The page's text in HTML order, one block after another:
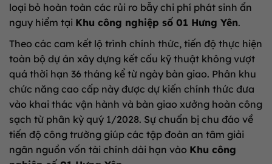
loại bỏ hoàn toàn các rủi ro bẫy chi phí phát sinh ẩn
nguy hiểm tại Khu công nghiệp số 01 Hưng Yên.
Theo các cam kết lộ trình chính thức, tiến độ thực hiện
toàn bộ dự án xây dựng kết cấu kỹ thuật không vượt
quá thời hạn 36 tháng kể từ ngày bàn giao. Phân khu
chức năng cao cấp này được dự kiến chính thức đưa
vào khai thác vận hành và bàn giao xưởng hoàn công
sạch từ phân kỳ quý 1/2028. Sự chuẩn bị chu đáo về
tiến độ công trường giúp các tập đoàn an tâm giải
ngân nguồn vốn tài chính dài hạn vào Khu công